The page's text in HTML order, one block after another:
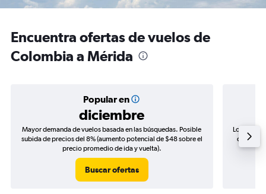
Encuentra ofertas de vuelos de
Colombia a Mérida
Popular en
diciembre
Mayor demanda de vuelos basada en las búsquedas. Posible
subida de precios del 8% (aumento potencial de $48 sobre el
precio promedio de ida y vuelta).
Buscar ofertas
Los
de